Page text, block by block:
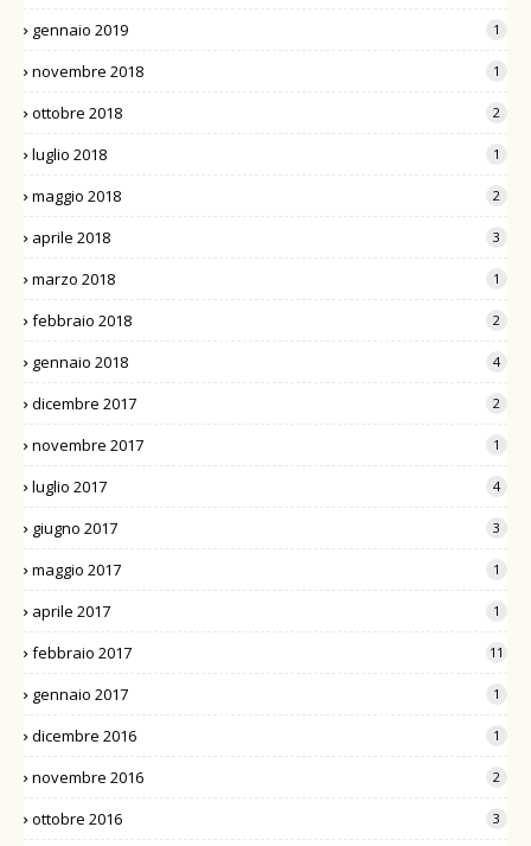
gennaio 2019 1
novembre 2018 1
ottobre 2018 2
luglio 2018 1
maggio 2018 2
aprile 2018 3
marzo 2018 1
febbraio 2018 2
gennaio 2018 4
dicembre 2017 2
novembre 2017 1
luglio 2017 4
giugno 2017 3
maggio 2017 1
aprile 2017 1
febbraio 2017 11
gennaio 2017 1
dicembre 2016 1
novembre 2016 2
ottobre 2016 3